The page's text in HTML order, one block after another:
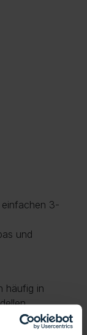
einfachen 3-
und
häufig in